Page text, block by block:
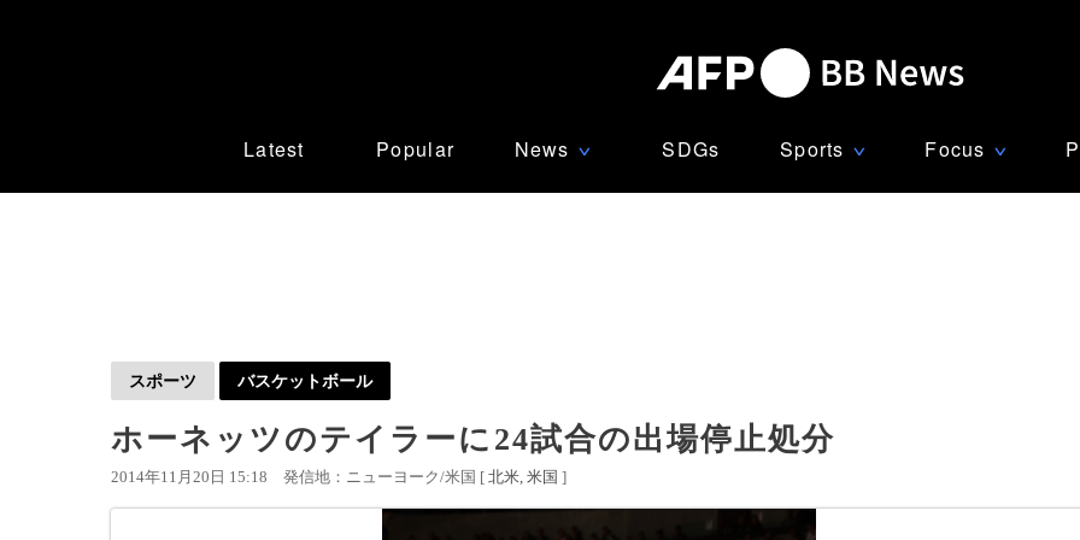
Latest Popular News ∨ SDGs Sports ∨ Focus ∨
スポーツ バスケットボール
ホーネッツのテイラーに24試合の出場停止処分
2014年11月20日 15:18 発信地：ニューヨーク/米国 [ 北米 米国 ]